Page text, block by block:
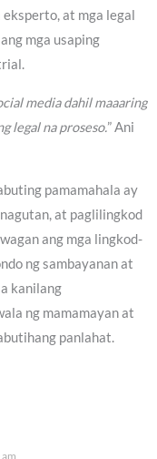
at mga legal
mga usaping
media dahil maaaring
legal na proseso.” Ani
pamamahala ay
at paglilingkod
ang mga lingkod-
ng sambayanan at
kanilang
ng mamamayan at
panlahat.